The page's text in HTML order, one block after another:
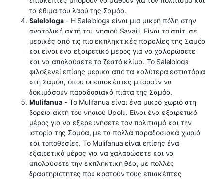
τα έθιμα του λαού της Σαμόα.
Salelologa - Η Salelologa είναι μια μικρή πόλη στην
ανατολική ακτή του νησιού Savai'i. Είναι το σπίτι σε
μερικές από τις πιο εκπληκτικές παραλίες της Σαμόα
και είναι ένα εξαιρετικό μέρος για να χαλαρώσετε
και να απολαύσετε το ζεστό κλίμα. Το Salelologa
φιλοξενεί επίσης μερικά από τα καλύτερα εστιατόρια
στη Σαμόα, όπου οι επισκέπτες μπορούν να
δοκιμάσουν παραδοσιακά πιάτα της Σαμόα.
Mulifanua - Το Mulifanua είναι ένα μικρό χωριό στη
βόρεια ακτή του νησιού Upolu. Είναι ένα εξαιρετικό
μέρος για να εξερευνήσετε τον πολιτισμό και την
ιστορία της Σαμόα, με τα πολλά παραδοσιακά χωριά
και τοποθεσίες. Το Mulifanua είναι επίσης ένα
εξαιρετικό μέρος για να χαλαρώσετε και να
απολαύσετε την εκπληκτική θέα, με πολλές
δραστηριότητες που κρατούν τους επισκέπτες